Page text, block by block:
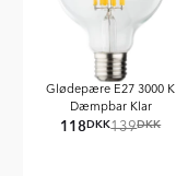
Glødepære E27 3000 K
Dæmpbar Klar
118DKK139DKK